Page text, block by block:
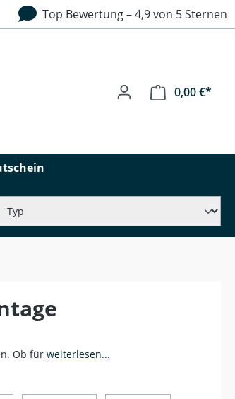
Top Bewertung – 4,9 von 5 Sternen
0,00 €*
Ob für weiterlesen...